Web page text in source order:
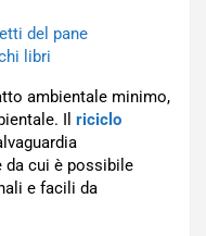
del pane
libri
ambientale minimo,
Il riciclo
da cui è possibile
e facili da